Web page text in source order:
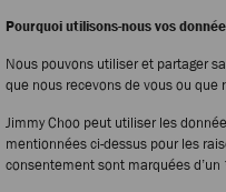
Pourquoi utilisons-nous vos
Nous pouvons utiliser et partager
que nous recevons de vous ou
Jimmy Choo peut utiliser les
mentionnées ci-dessus pour les
consentement sont marquées d’un